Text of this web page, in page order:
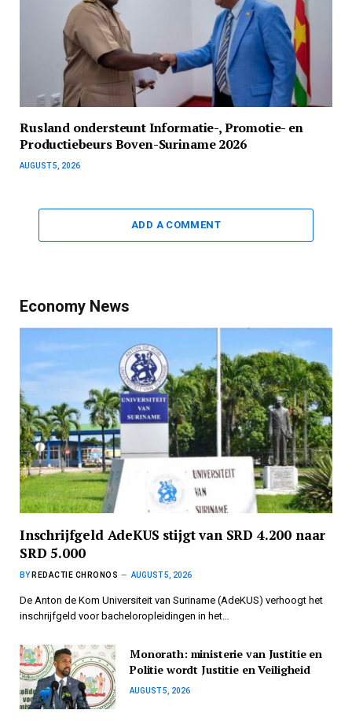
Rusland ondersteunt Informatie-, Promotie- en
Productiebeurs Boven-Suriname 2026
AUGUST 5, 2026
ADD A COMMENT
Economy News
Inschrijfgeld AdeKUS stijgt van SRD 4.200 naar
SRD 5.000
BY REDACTIE CHRONOS AUGUST 5, 2026
De Anton de Kom Universiteit van Suriname (AdeKUS) verhoogt het
inschrijfgeld voor bacheloropleidingen in het…
Monorath: ministerie van Justitie en
Politie wordt Justitie en Veiligheid
AUGUST 5, 2026